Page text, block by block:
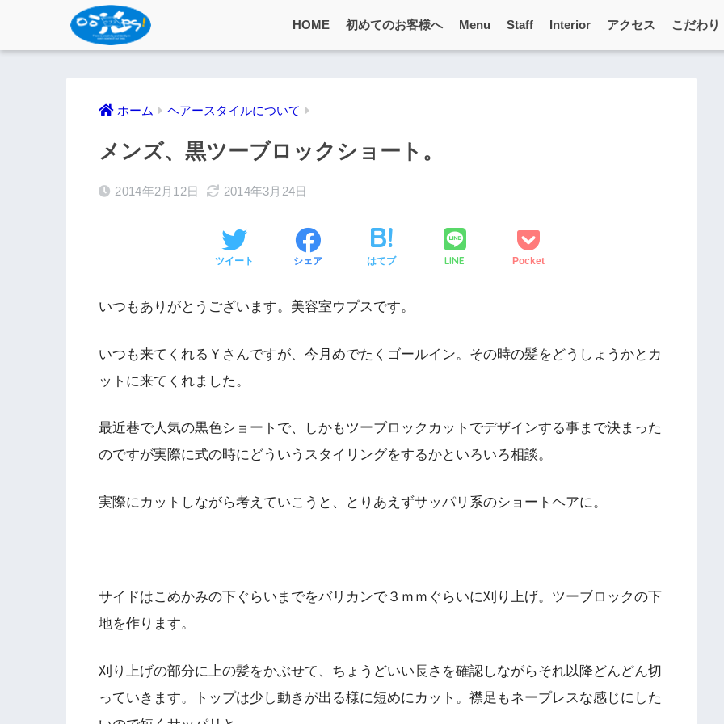
HOME 初めてのお客様へ Menu Staff Interior アクセス こだわり
ホーム ヘアースタイルについて
メンズ、黒ツーブロックショート。
2014年2月12日 2014年3月24日
ツイート シェア はてブ LINE Pocket
いつもありがとうございます。美容室ウプスです。
いつも来てくれるＹさんですが、今月めでたくゴールイン。その時の髪をどうしょうかとカ
ットに来てくれました。
最近巷で人気の黒色ショートで、しかもツーブロックカットでデザインする事まで決まった
のですが実際に式の時にどういうスタイリングをするかといろいろ相談。
実際にカットしながら考えていこうと、とりあえずサッパリ系のショートヘアに。
サイドはこめかみの下ぐらいまでをバリカンで３ｍｍぐらいに刈り上げ。ツーブロックの下
地を作ります。
刈り上げの部分に上の髪をかぶせて、ちょうどいい長さを確認しながらそれ以降どんどん切
っていきます。トップは少し動きが出る様に短めにカット。襟足もネープレスな感じにした